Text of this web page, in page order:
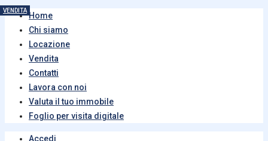
Home
Chi siamo
Locazione
Vendita
Contatti
Lavora con noi
Valuta il tuo immobile
Foglio per visita digitale
Accedi
VENDITA
VENDITA
VENDITA
VENDITA
VENDITA
VENDITA
VENDITA
VENDITA
VENDITA
VENDITA
VENDITA
VENDITA
VENDITA
VENDITA
VENDITA
VENDITA
VENDITA
VENDITA